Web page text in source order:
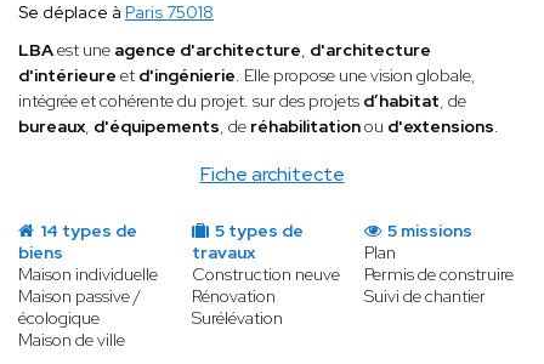
Fiche architecte
Se déplace à Paris 75018
LBAest une agence d'architecture, d'architecture
d'intérieure et d'ingénierie. Elle propose une vision globale,
intégrée et cohérente du projet. sur des projets d’habitat, de
bureaux, d'équipements, de réhabilitationou d'extensions.
14 types de
biens
Maison individuelle
Maison passive /
écologique
Maison de ville
5 types de
travaux
Construction neuve
Rénovation
Surélévation
5 missions
Plan
Permis de construire
Suivi de chantier